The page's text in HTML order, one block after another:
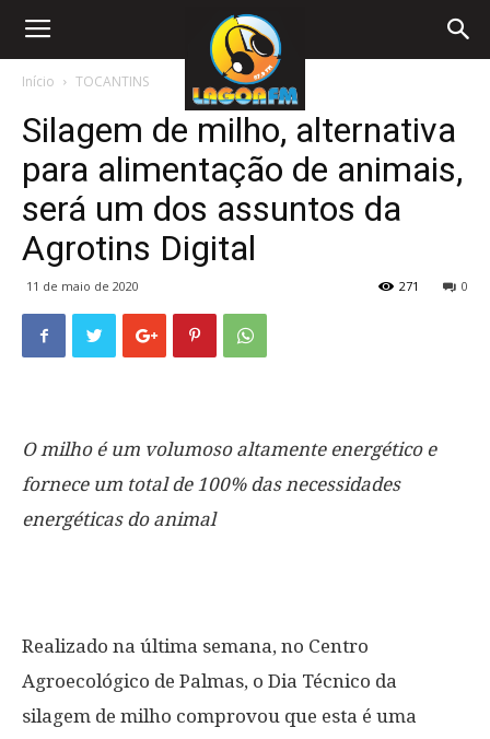
Início TOCANTINS
Silagem de milho, alternativa
para alimentação de animais,
será um dos assuntos da
Agrotins Digital
11 de maio de 2020 0
271
O milho é um volumoso altamente energético e
fornece um total de 100% das necessidades
energéticas do animal
Realizado na última semana, no Centro
Agroecológico de Palmas, o Dia Técnico da
silagem de milho comprovou que esta é uma